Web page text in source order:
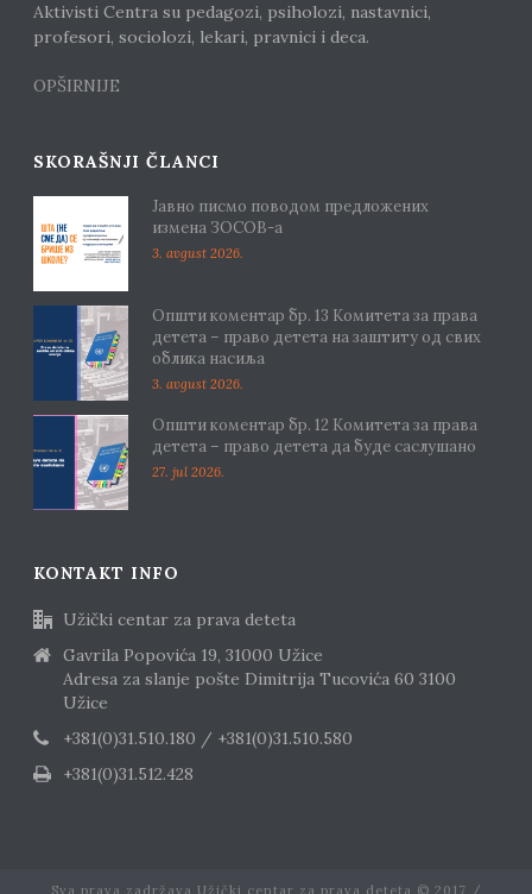
Aktivisti Centra su pedagozi, psiholozi, nastavnici,
profesori, sociolozi, lekari, pravnici i deca.
OPŠIRNIJE
SKORAŠNJI ČLANCI
Јавно писмо поводом предложених
измена ЗОСОВ-а
3. avgust 2026.
Општи коментар бр. 13 Комитета за права
детета – право детета на заштиту од свих
облика насиља
3. avgust 2026.
Општи коментар бр. 12 Комитета за права
детета – право детета да буде саслушано
27. jul 2026.
KONTAKT INFO
Užički centar za prava deteta
Gavrila Popovića 19, 31000 Užice
Adresa za slanje pošte Dimitrija Tucovića 60 3100
Užice
+381(0)31.510.180 / +381(0)31.510.580
+381(0)31.512.428